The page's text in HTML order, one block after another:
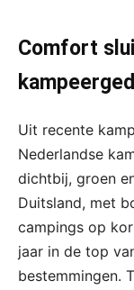
Comfort
Uit recente
Nederlandse
dichtbij, groen
Duitsland, met
campings op
jaar in de top
bestemmingen.